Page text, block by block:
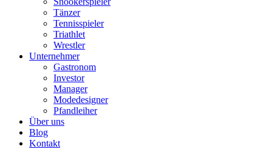
Tänzer
Tennisspieler
Triathlet
Wrestler
Unternehmer
Gastronom
Investor
Manager
Modedesigner
Pfandleiher
Über uns
Blog
Kontakt